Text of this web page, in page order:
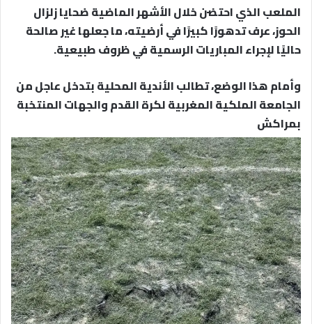
الملعب الذي احتضن خلال الأشهر الماضية ضحايا زلزال
الحوز، عرف تدهورًا كبيرًا في أرضيته، ما جعلها غير صالحة
حاليًا لإجراء المباريات الرسمية في ظروف طبيعية.
وأمام هذا الوضع، تطالب الأندية المحلية بتدخل عاجل من
الجامعة الملكية المغربية لكرة القدم والجهات المنتخبة
بمراكش